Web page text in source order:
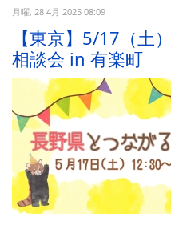
月曜, 28 4月 2025 08:09
【東京】5/17（土
相談会 in 有楽町